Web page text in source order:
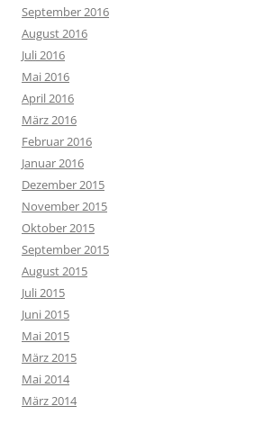
September 2016
August 2016
Juli 2016
Mai 2016
April 2016
März 2016
Februar 2016
Januar 2016
Dezember 2015
November 2015
Oktober 2015
September 2015
August 2015
Juli 2015
Juni 2015
Mai 2015
März 2015
Mai 2014
März 2014